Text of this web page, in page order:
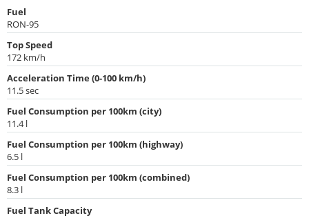
Fuel
RON-95
Top Speed
172 km/h
Acceleration Time (0-100 km/h)
11.5 sec
Fuel Consumption per 100km (city)
11.4 l
Fuel Consumption per 100km (highway)
6.5 l
Fuel Consumption per 100km (combined)
8.3 l
Fuel Tank Capacity